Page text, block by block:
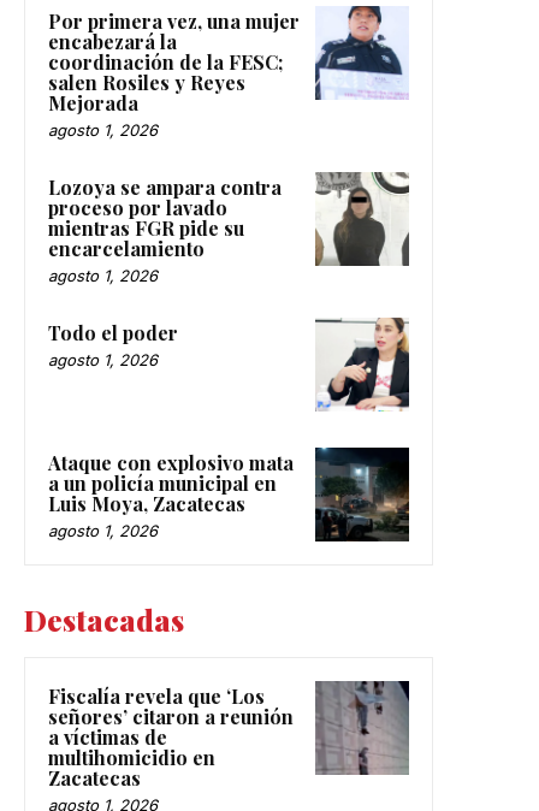
Por primera vez, una mujer
encabezará la
coordinación de la FESC;
salen Rosiles y Reyes
Mejorada
agosto 1, 2026
Lozoya se ampara contra
proceso por lavado
mientras FGR pide su
encarcelamiento
agosto 1, 2026
Todo el poder
agosto 1, 2026
Ataque con explosivo mata
a un policía municipal en
Luis Moya, Zacatecas
agosto 1, 2026
Destacadas
Fiscalía revela que ‘Los
señores’ citaron a reunión
a víctimas de
multihomicidio en
Zacatecas
agosto 1, 2026